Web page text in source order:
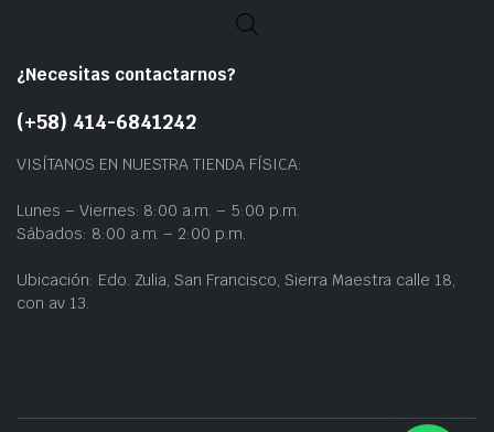
¿Necesitas contactarnos?
(+58) 414-6841242
VISÍTANOS EN NUESTRA TIENDA FÍSICA:
Lunes – Viernes: 8:00 a.m. – 5:00 p.m.
Sábados: 8:00 a.m. – 2:00 p.m.
Ubicación: Edo. Zulia, San Francisco, Sierra Maestra calle 18,
con av 13.